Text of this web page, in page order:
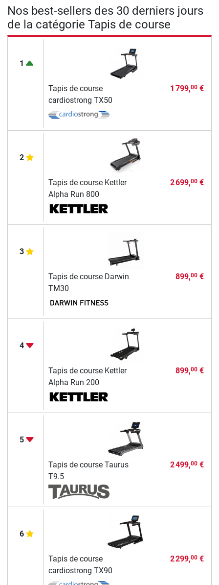
Nos best-sellers des 30 derniers jours
de la catégorie Tapis de course
1
Tapis de course
cardiostrong TX50
1 799,00€
2
Tapis de course Kettler
Alpha Run 800
2 699,00€
3
Tapis de course Darwin
TM30
899,00€
4
Tapis de course Kettler
Alpha Run 200
899,00€
5
Tapis de course Taurus
T9.5
2 499,00€
6
Tapis de course
cardiostrong TX90
2 299,00€